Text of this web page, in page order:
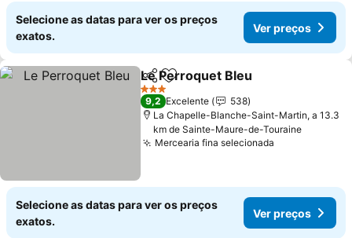
Selecione as datas para ver os preços
exatos.
Ver preços
PartilharAdicionar aos favoritos
Le Perroquet Bleu
3 Estrelas
9,2 Excelente
538
La Chapelle-Blanche-Saint-Martin, a 13.3
km de Sainte-Maure-de-Touraine
Mercearia fina selecionada
Selecione as datas para ver os preços
exatos.
Ver preços